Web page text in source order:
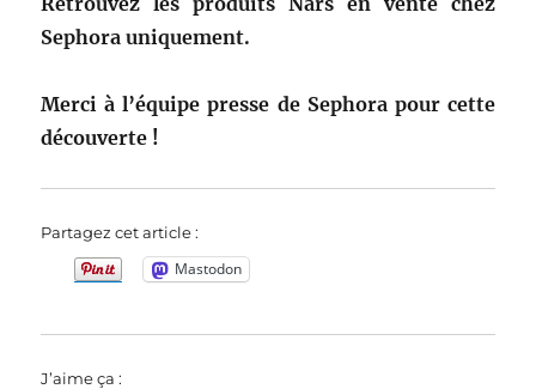
Sephora uniquement.
Merci à l’équipe presse de Sephora pour cette
découverte !
Partagez cet article :
Mastodon
J’aime ça :